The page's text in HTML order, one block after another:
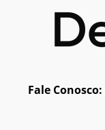
Fale Conosco: